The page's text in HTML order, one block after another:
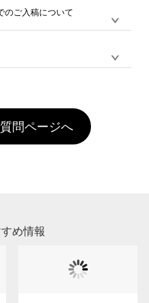
与され、次回ご注文時に1ポイ
お使いいただけます。ポイン
翌日に付与され、次回ご注文時
ます。ポイントの有効期限は一
員ランク】過去10カ月のご注
員ランク割引(最大5%)が適用
インがされていなければ、ラン
されません。
）】カラー生地（Tシャツのホ
バッグのナチュラル、ホワイト
ントを定着させるための処理剤
、短納期・低価格で商品をお届
洗いで落とすことが可能です。
お客様ご自身にて着用前に落と
すようお願いいたします。※1
機能でのご注文に関わらず、前
のご入稿について
のデータも該当デザインのみ画
に変換、またはAdobe
お値引きで4,000円未満になる
かりますので、ご注意くださ
問ページへ
め情報